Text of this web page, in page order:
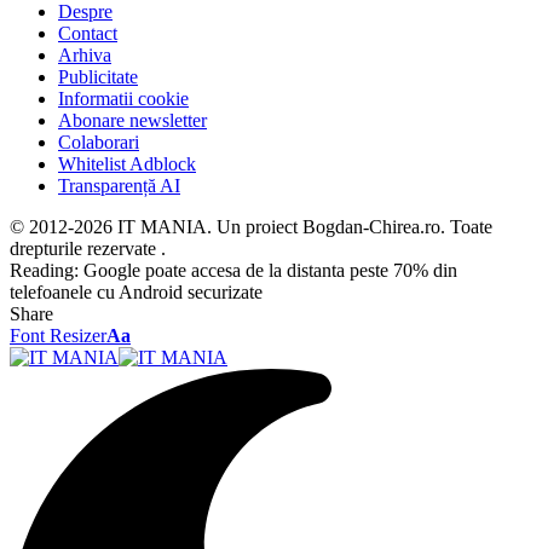
Despre
Contact
Arhiva
Publicitate
Informatii cookie
Abonare newsletter
Colaborari
Whitelist Adblock
Transparență AI
© 2012-2026 IT MANIA. Un proiect Bogdan-Chirea.ro. Toate
drepturile rezervate .
Reading: Google poate accesa de la distanta peste 70% din
telefoanele cu Android securizate
Share
Font ResizerAa